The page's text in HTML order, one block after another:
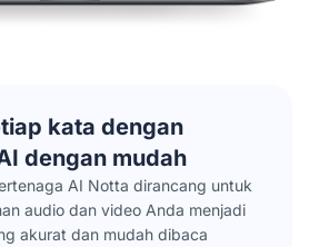
kata dengan
dengan mudah
AI Notta dirancang untuk
audio dan video Anda menjadi
akurat dan mudah dibaca